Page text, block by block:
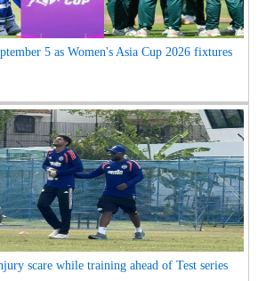
5 as Women's Asia Cup 2026 fixtures
scare while training ahead of Test series